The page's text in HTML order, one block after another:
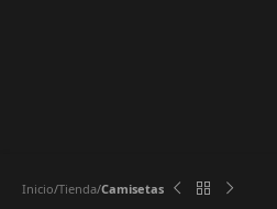
Inicio Tienda Camisetas